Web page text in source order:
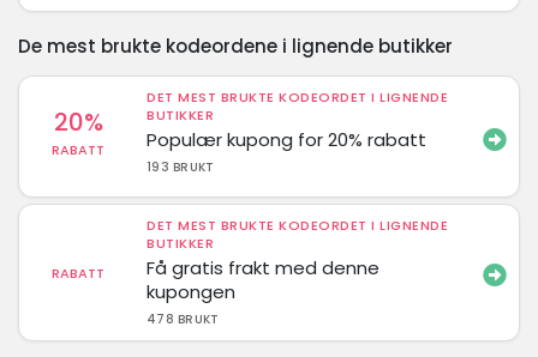
De mest brukte kodeordene i lignende butikker
20%
RABATT
DET MEST BRUKTE KODEORDET I LIGNENDE
BUTIKKER
Populær kupong for 20% rabatt
193 BRUKT
RABATT
DET MEST BRUKTE KODEORDET I LIGNENDE
BUTIKKER
Få gratis frakt med denne
kupongen
478 BRUKT